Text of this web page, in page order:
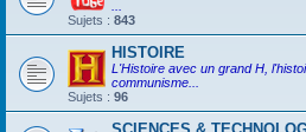
Sujets : 843
HISTOIRE
L'Histoire avec un grand H,
communisme...
Sujets : 96